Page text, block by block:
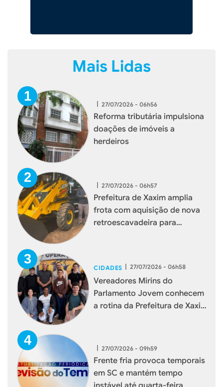
Mais Lidas
| 27/07/2026 - 06h56
Reforma tributária impulsiona
doações de imóveis a
herdeiros
| 27/07/2026 - 06h57
Prefeitura de Xaxim amplia
frota com aquisição de nova
retroescavadeira para
CIDADES | 27/07/2026 - 06h58
Vereadores Mirins do
Parlamento Jovem conhecem
a rotina da Prefeitura de Xaxim
| 27/07/2026 - 09h59
Frente fria provoca temporais
em SC e mantém tempo